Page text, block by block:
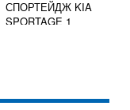
СПОРТЕЙДЖ KIA
SPORTAGE 1